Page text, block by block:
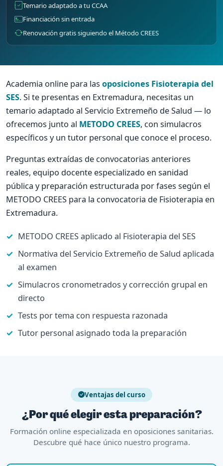
Temario adaptado a tu CCAA
Financiación sin entrada
Renovación gratis siguiendo el Método CREES
Academia online para las oposiciones Fisioterapia del
SES. Si te presentas en Extremadura, necesitas un
temario adaptado al Servicio Extremeño de Salud — lo
ofrecemos junto al METODO CREES, con simulacros
específicos y un tutor personal que conoce el proceso.
Preguntas extraídas de convocatorias anteriores
reales, equipo docente especializado en sanidad
pública y preparación estructurada por fases según el
METODO CREES para la convocatoria de Fisioterapia en
Extremadura.
METODO CREES aplicado al Fisioterapia del SES
Normativa del Servicio Extremeño de Salud aplicada
al examen
Simulacros cronometrados y corrección grupal en
directo
Tests por tema con respuesta razonada
Tutor personal asignado toda la preparación
Ventajas del curso
¿Por qué elegir esta preparación?
Formación online especializada en oposiciones sanitarias.
Descubre qué hace único nuestro programa.